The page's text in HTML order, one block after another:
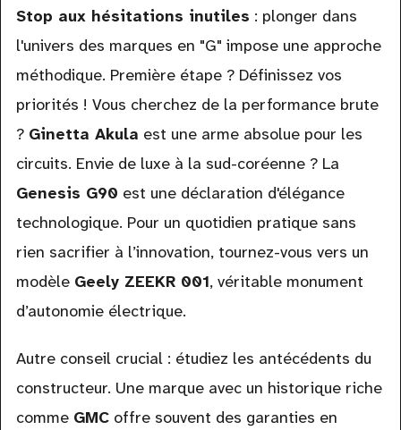
Stop aux hésitations inutiles : plonger dans
l'univers des marques en "G" impose une approche
méthodique. Première étape ? Définissez vos
priorités ! Vous cherchez de la performance brute
? Ginetta Akula est une arme absolue pour les
circuits. Envie de luxe à la sud-coréenne ? La
Genesis G90 est une déclaration d'élégance
technologique. Pour un quotidien pratique sans
rien sacrifier à l’innovation, tournez-vous vers un
modèle Geely ZEEKR 001, véritable monument
d’autonomie électrique.
Autre conseil crucial : étudiez les antécédents du
constructeur. Une marque avec un historique riche
comme GMCoffre souvent des garanties en